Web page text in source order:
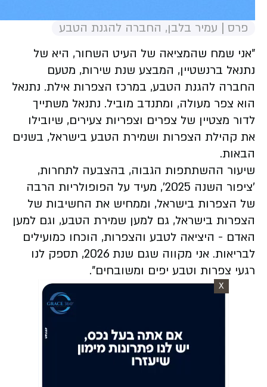
פרס | עמיר בלבן, החברה להגנת הטבע
"אני שמח שהמציאה של העיט השחור, היא של
נתנאל ברנשטיין, המבצע שנת שירות, מטעם
החברה להגנת הטבע, במרכז הצפרות אילת. נתנאל
הוא צפר מעולה, ומתנדב מוביל. נתנאל משתייך
לדור מצטיין של צפרים וצפריות צעירים, שיובילו
את קהילת הצפרות ושמירת הטבע בישראל, בשנים
הבאות.
שיעור ההשתתפות הגבוה, בהצבעה לתחרות,
'ציפור השנה 2025', מעיד על הפופולריות הרבה
של הצפרות בישראל, וממחיש את החשיבות של
הצפרות בישראל, גם למען שמירת הטבע, וגם למען
האדם - היציאה לטבע והצפרות, הוכחו כמועילים
לבריאות. אני מקווה שגם שנת 2026, תספק לנו
רגעי צפרות וטבע יפים ומשובחים".
X